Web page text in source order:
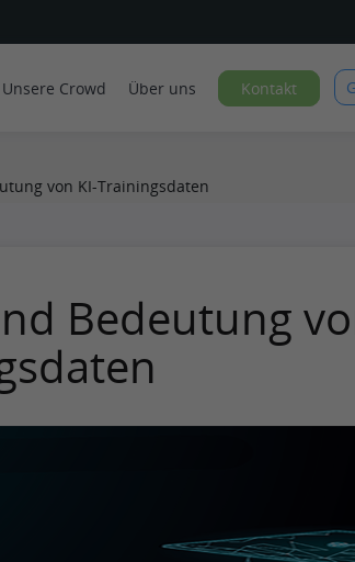
Unsere Crowd Über uns Kontakt
von KI-Trainingsdaten
Bedeutung